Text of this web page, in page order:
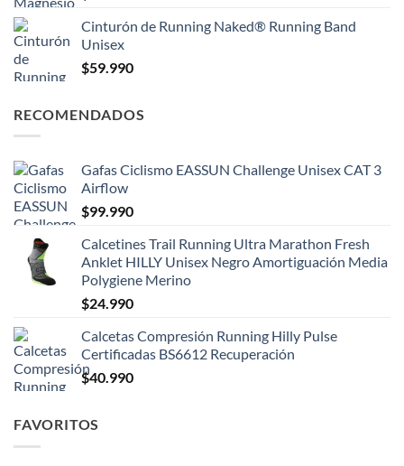
Cinturón de Running Naked® Running Band
Unisex
$59.990
RECOMENDADOS
Gafas Ciclismo EASSUN Challenge Unisex CAT 3
Airflow
$99.990
Calcetines Trail Running Ultra Marathon Fresh
Anklet HILLY Unisex Negro Amortiguación Media
Polygiene Merino
$24.990
Calcetas Compresión Running Hilly Pulse
Certificadas BS6612 Recuperación
$40.990
FAVORITOS